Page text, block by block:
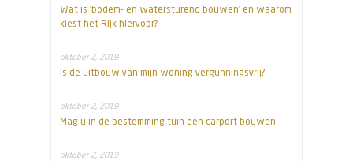
Wat is ‘bodem- en watersturend bouwen’ en waarom
kiest het Rijk hiervoor?
oktober 2, 2019
Is de uitbouw van mijn woning vergunningsvrij?
oktober 2, 2019
Mag u in de bestemming tuin een carport bouwen
oktober 2, 2019